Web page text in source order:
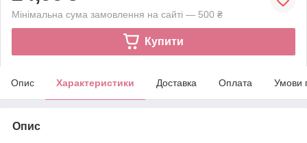
Мінімальна сума замовлення на сайті — 500 ₴
Купити
Опис Характеристики Доставка Оплата Умови
Опис